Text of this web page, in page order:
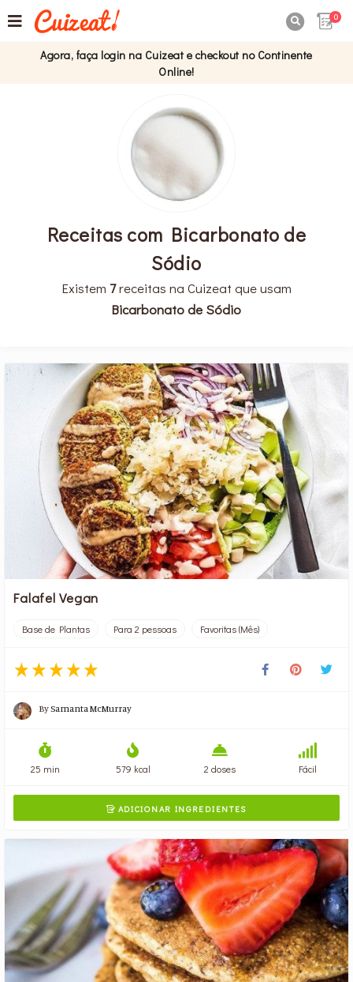
0
Agora, faça login na Cuizeat e checkout no Continente
Online!
Receitas com Bicarbonato de
Sódio
Existem 7receitas na Cuizeat que usam
Bicarbonato de Sódio
Falafel Vegan
Base de Plantas Para 2 pessoas Favoritas (Mês)
BySamanta McMurray
25 min 579 kcal 2 doses Fácil
ADICIONAR INGREDIENTES